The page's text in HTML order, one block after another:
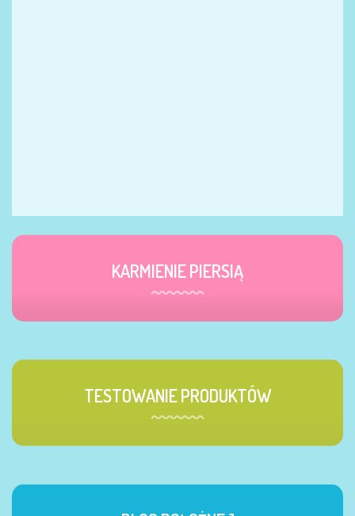
KARMIENIE PIERSIĄ
TESTOWANIE PRODUKTÓW